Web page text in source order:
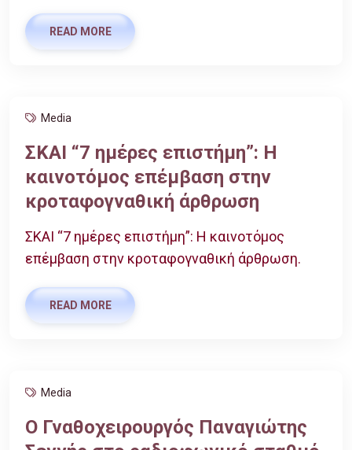
READ MORE
Media
ΣΚΑΙ “7 ημέρες επιστήμη”: Η
καινοτόμος επέμβαση στην
κροταφογναθική άρθρωση
ΣΚΑΙ “7 ημέρες επιστήμη”: Η καινοτόμος
επέμβαση στην κροταφογναθική άρθρωση.
READ MORE
Media
Ο Γναθοχειρουργός Παναγιώτης